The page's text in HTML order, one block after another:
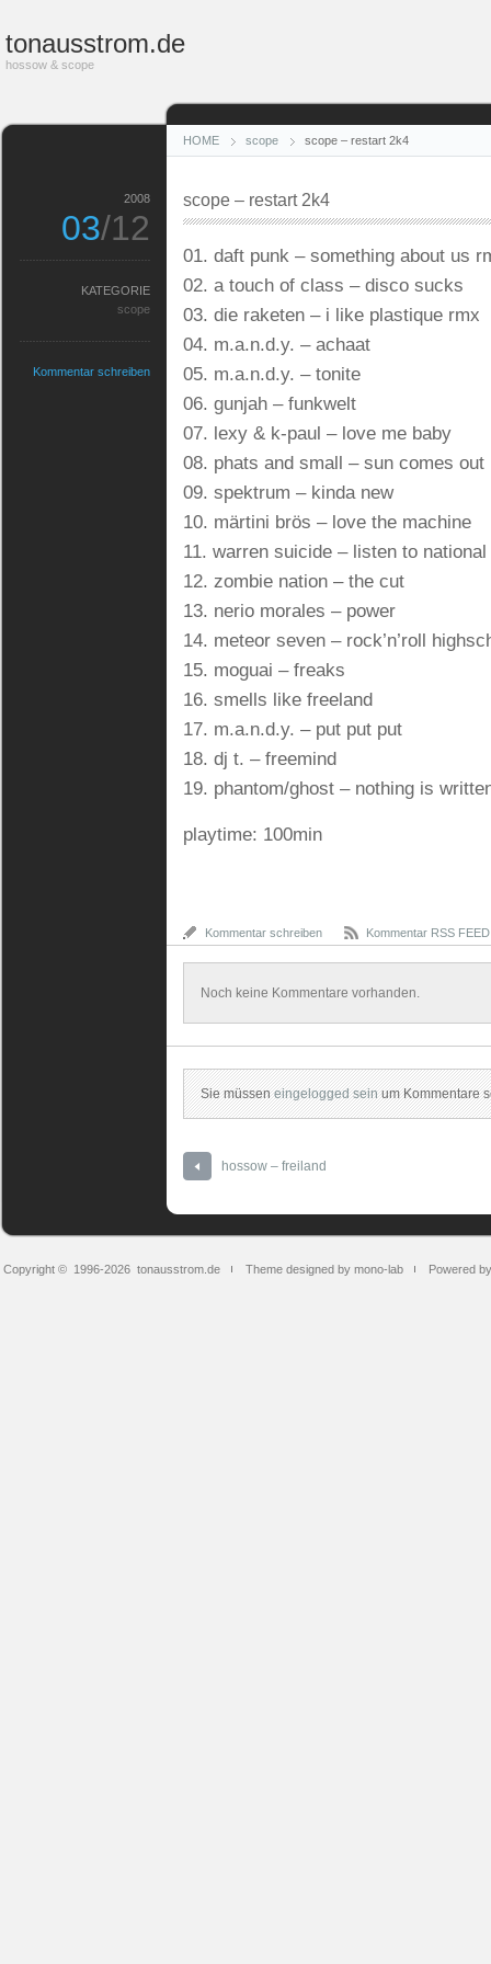
tonausstrom.de
hossow & scope
HOME scope scope – restart 2k4
scope – restart 2k4
01. daft punk – something about us
02. a touch of class – disco sucks
03. die raketen – i like plastique rmx
04. m.a.n.d.y. – achaat
05. m.a.n.d.y. – tonite
06. gunjah – funkwelt
07. lexy & k-paul – love me baby
08. phats and small – sun comes out
09. spektrum – kinda new
10. märtini brös – love the machine
11. warren suicide – listen to
12. zombie nation – the cut
13. nerio morales – power
14. meteor seven – rock’n’roll
15. moguai – freaks
16. smells like freeland
17. m.a.n.d.y. – put put put
18. dj t. – freemind
19. phantom/ghost – nothing is
playtime: 100min
2008
03/12
KATEGORIE
scope
Kommentar schreiben
Kommentar schreiben Kommentar RSS FEED
Noch keine Kommentare vorhanden.
Sie müsseneingelogged seinum Kommentare
hossow – freiland
Copyright © 1996-2026 tonausstrom.de Theme designed by mono-lab Powered